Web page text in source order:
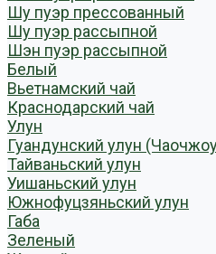
Шу пуэр прессованный
Шу пуэр рассыпной
Шэн пуэр рассыпной
Белый
Вьетнамский чай
Краснодарский чай
Улун
Гуандунский улун
Тайваньский улун
Уишаньский улун
Южнофуцзяньский улун
Габа
Зеленый